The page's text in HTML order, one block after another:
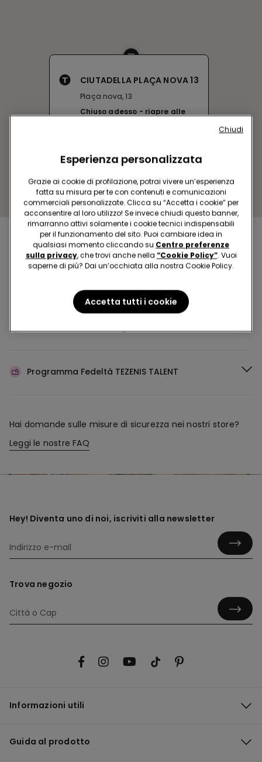
CIUTADELLA PLAÇA NOVA 13
Plaça nova, 13
Chiuso adesso
riapre alle
Acquista in negozio e ricevi l’ordine ovunque tu sia
Programma Fedeltà TEZENIS TALENT
Hai domande sulle misure di sicurezza nei nostri store?
Leggi le nostre FAQ
Hey! Diventa uno di noi, iscriviti alla newsletter
Trova negozio
Informazioni utili
Guida al prodotto
Esperienza personalizzata
Grazie ai cookie di profilazione, potrai vivere un’esperienza
fatta su misura per te con contenuti e comunicazioni
commerciali personalizzate. Clicca su “Accetta i cookie” per
acconsentire al loro utilizzo! Se invece chiudi questo banner,
rimarranno attivi solamente i cookie tecnici indispensabili
per il funzionamento del sito. Puoi cambiare idea in
qualsiasi momento cliccando su Centro preferenze
sulla privacy, che trovi anche nella “Cookie Policy”. Vuoi
saperne di più? Dai un’occhiata alla nostra Cookie Policy.
Accetta tutti i cookie
Chiudi